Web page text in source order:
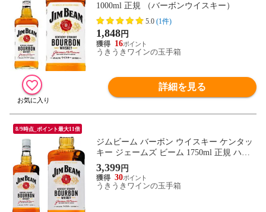
1000ml 正規 （バーボンウイスキー）
5.0 (1件)
1,848円
16
うきうきワインの玉手箱
詳細を見る
8/9時点_ポイント最大11倍
ジムビーム バーボン ウイスキー ケンタッ
キー ジェームズ ビーム 1750ml 正規 ハー
ドリカー ※ラッピング不可
3,399円
30
うきうきワインの玉手箱